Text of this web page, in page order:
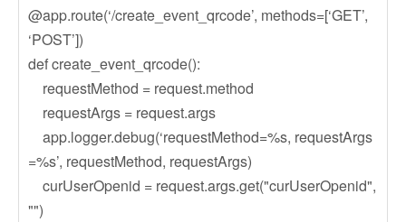
@app.route(‘/create_event_qrcode’, methods=[‘GET’,
‘POST’])
def create_event_qrcode():
requestMethod = request.method
requestArgs = request.args
app.logger.debug(‘requestMethod=%s, requestArgs
=%s’, requestMethod, requestArgs)
curUserOpenid = request.args.get("curUserOpenid",
"")